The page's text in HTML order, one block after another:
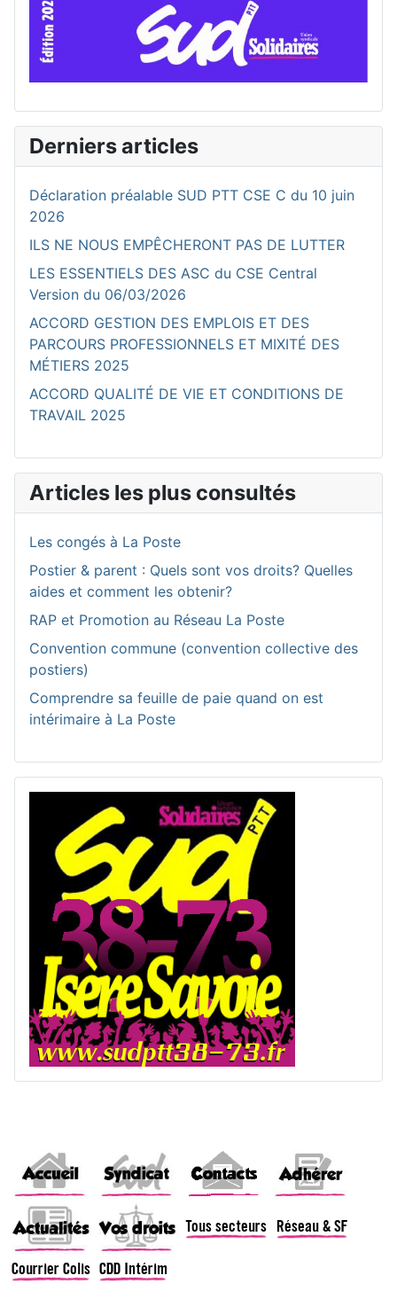
Derniers articles
Déclaration préalable SUD PTT CSE C du 10 juin
2026
ILS NE NOUS EMPÊCHERONT PAS DE LUTTER
LES ESSENTIELS DES ASC du CSE Central
Version du 06/03/2026
ACCORD GESTION DES EMPLOIS ET DES
PARCOURS PROFESSIONNELS ET MIXITÉ DES
MÉTIERS 2025
ACCORD QUALITÉ DE VIE ET CONDITIONS DE
TRAVAIL 2025
Articles les plus consultés
Les congés à La Poste
Postier & parent : Quels sont vos droits? Quelles
aides et comment les obtenir?
RAP et Promotion au Réseau La Poste
Convention commune (convention collective des
postiers)
Comprendre sa feuille de paie quand on est
intérimaire à La Poste